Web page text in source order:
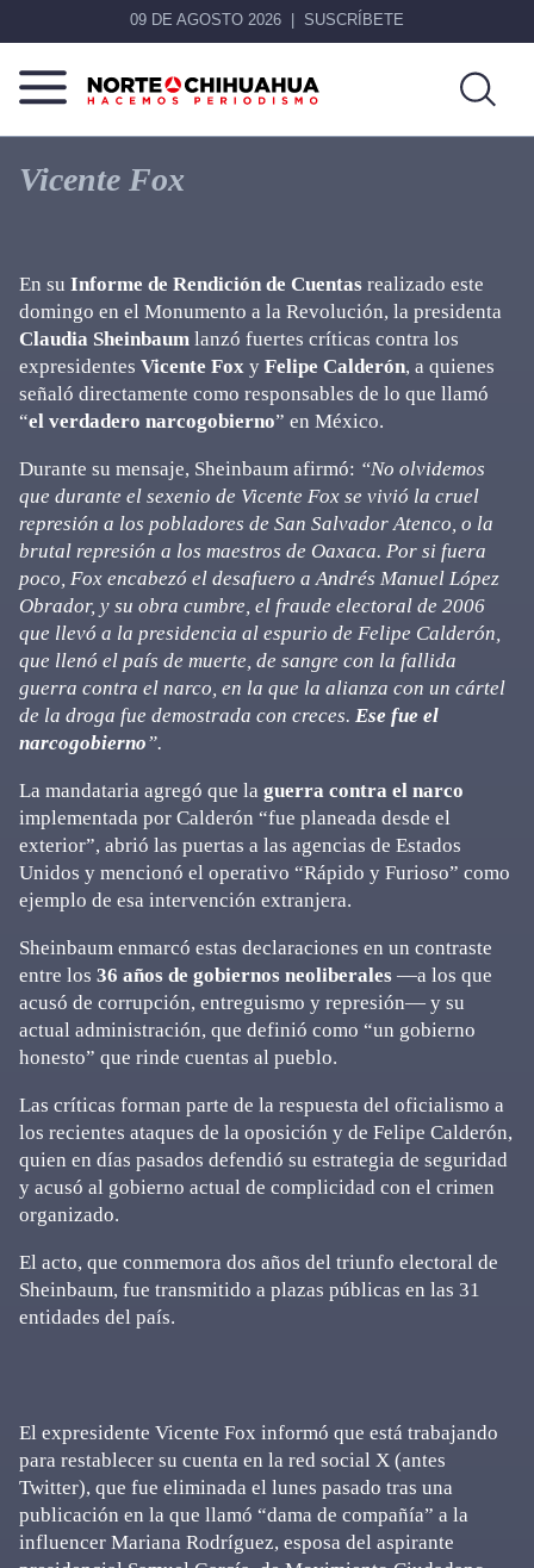
09 DE AGOSTO 2026 SUSCRÍBETE
Norte
De
Chihuahua
Más
que
noticias,
Vicente Fox
En su Informe de Rendición de Cuentas realizado este
domingo en el Monumento a la Revolución, la presidenta
Claudia Sheinbaum lanzó fuertes críticas contra los
expresidentes Vicente Fox y Felipe Calderón, a quienes
señaló directamente como responsables de lo que llamó
“el verdadero narcogobierno” en México.
Durante su mensaje, Sheinbaum afirmó: “No olvidemos
que durante el sexenio de Vicente Fox se vivió la cruel
represión a los pobladores de San Salvador Atenco, o la
brutal represión a los maestros de Oaxaca. Por si fuera
poco, Fox encabezó el desafuero a Andrés Manuel López
Obrador, y su obra cumbre, el fraude electoral de 2006
que llevó a la presidencia al espurio de Felipe Calderón,
que llenó el país de muerte, de sangre con la fallida
guerra contra el narco, en la que la alianza con un cártel
de la droga fue demostrada con creces. Ese fue el
narcogobierno”.
La mandataria agregó que la guerra contra el narco
implementada por Calderón “fue planeada desde el
exterior”, abrió las puertas a las agencias de Estados
Unidos y mencionó el operativo “Rápido y Furioso” como
ejemplo de esa intervención extranjera.
Sheinbaum enmarcó estas declaraciones en un contraste
entre los 36 años de gobiernos neoliberales —a los que
acusó de corrupción, entreguismo y represión— y su
actual administración, que definió como “un gobierno
honesto” que rinde cuentas al pueblo.
Las críticas forman parte de la respuesta del oficialismo a
los recientes ataques de la oposición y de Felipe Calderón,
quien en días pasados defendió su estrategia de seguridad
y acusó al gobierno actual de complicidad con el crimen
organizado.
El acto, que conmemora dos años del triunfo electoral de
Sheinbaum, fue transmitido a plazas públicas en las 31
entidades del país.
El expresidente Vicente Fox informó que está trabajando
para restablecer su cuenta en la red social X (antes
Twitter), que fue eliminada el lunes pasado tras una
publicación en la que llamó “dama de compañía” a la
influencer Mariana Rodríguez, esposa del aspirante